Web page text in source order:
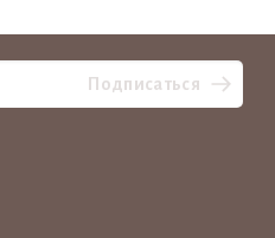
Подписаться